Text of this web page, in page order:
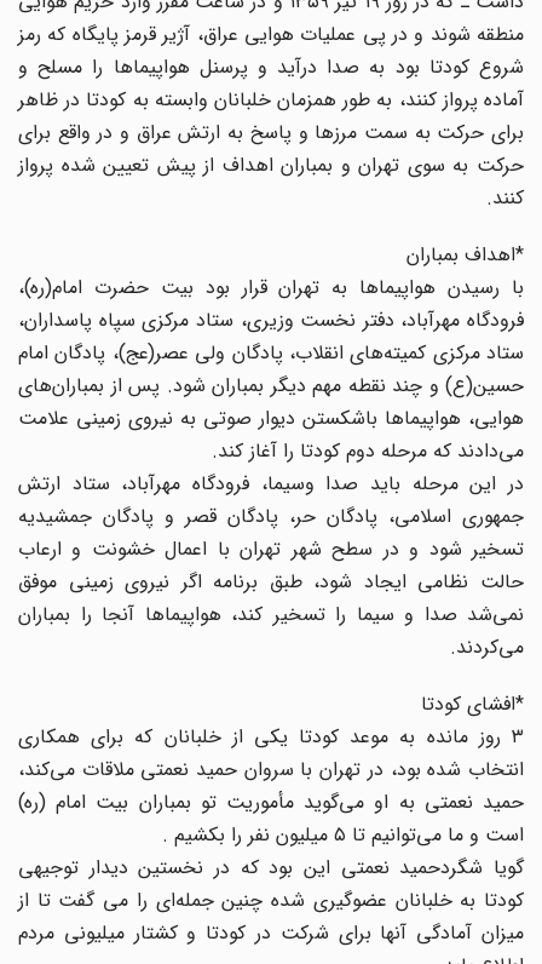
منطقه شوند و در پی عملیات هوایی عراق، آژیر قرمز پایگاه که رمز
شروع کودتا بود به صدا درآید و پرسنل هواپیماها را مسلح و
آماده پرواز کنند، به طور همزمان خلبانان وابسته به کودتا در ظاهر
برای حرکت به سمت مرزها و پاسخ به ارتش عراق و در واقع برای
حرکت به سوی تهران و بمباران اهداف از پیش تعیین شده پرواز
کنند.
*اهداف بمباران
با رسیدن هواپیماها به تهران قرار بود بیت حضرت امام(ره)،
فرودگاه مهرآباد، دفتر نخست وزیری، ستاد مرکزی سپاه پاسداران،
ستاد مرکزی کمیته‌های انقلاب، پادگان ولی عصر(عج)، پادگان امام
حسین(ع) و چند نقطه مهم دیگر بمباران شود‌. پس از بمباران‌های
هوایی، هواپیماها باشکستن دیوار صوتی به نیروی زمینی علامت
می‌دادند که مرحله دوم کودتا را آغاز کند‌.
در این مرحله باید صدا وسیما، فرودگاه مهرآباد، ستاد ارتش
جمهوری اسلامی، پادگان حر، پادگان قصر و پادگان جمشیدیه
تسخیر شود و در سطح شهر تهران با اعمال خشونت و ارعاب
حالت نظامی ایجاد شود، طبق برنامه اگر نیروی زمینی موفق
نمی‌شد صدا و سیما را تسخیر کند، هواپیماها آنجا را بمباران
می‌کردند‌.
*افشای کودتا
۳ روز مانده به موعد کودتا یکی از خلبانان که برای همکاری
انتخاب شده بود، در تهران با سروان حمید نعمتی ملاقات می‌کند،
حمید نعمتی به او می‌گوید مأموریت تو بمباران بیت امام (ره)
است و ما می‌توانیم تا ۵ میلیون نفر را بکشیم .
گویا شگردحمید نعمتی این بود که در نخستین دیدار توجیهی
کودتا به خلبانان عضوگیری شده چنین جمله‌ای را می گفت تا از
میزان آمادگی آنها برای شرکت در کودتا و کشتار میلیونی مردم